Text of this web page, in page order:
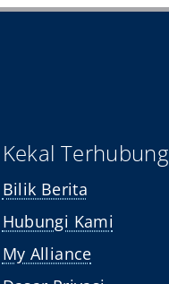
Kekal Terhubung
Bilik Berita
Hubungi Kami
My Alliance